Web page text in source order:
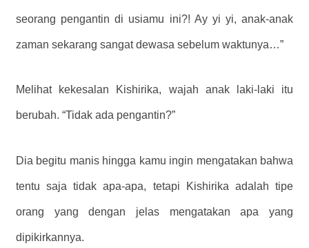
seorang pengantin di usiamu ini?! Ay yi yi, anak-anak
zaman sekarang sangat dewasa sebelum waktunya…”
Melihat kekesalan Kishirika, wajah anak laki-laki itu
berubah. “Tidak ada pengantin?”
Dia begitu manis hingga kamu ingin mengatakan bahwa
tentu saja tidak apa-apa, tetapi Kishirika adalah tipe
orang yang dengan jelas mengatakan apa yang
dipikirkannya.